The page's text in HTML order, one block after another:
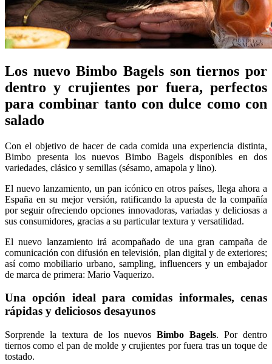
Los nuevo Bimbo Bagels son tiernos por
dentro y crujientes por fuera, perfectos
para combinar tanto con dulce como con
salado
Con el objetivo de hacer de cada comida una experiencia distinta,
Bimbo presenta los nuevos Bimbo Bagels disponibles en dos
variedades, clásico y semillas (sésamo, amapola y lino).
El nuevo lanzamiento, un pan icónico en otros países, llega ahora a
España en su mejor versión, ratificando la apuesta de la compañía
por seguir ofreciendo opciones innovadoras, variadas y deliciosas a
sus consumidores, gracias a su particular textura y versatilidad.
El nuevo lanzamiento irá acompañado de una gran campaña de
comunicación con difusión en televisión, plan digital y de exteriores;
así como mobiliario urbano, sampling, influencers y un embajador
de marca de primera: Mario Vaquerizo.
Una opción ideal para comidas informales, cenas
rápidas y deliciosos desayunos
Sorprende la textura de los nuevosBimbo Bagels. Por dentro
tiernos como el pan de molde y crujientes por fuera tras un toque de
tostado.